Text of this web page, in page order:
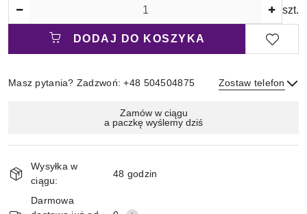
szt.
DODAJ DO KOSZYKA
Masz pytania? Zadzwoń: +48 504504875 Zostaw telefon
Wyślij
dostawa
Zamów w ciągu
a paczkę wyślemy dziś
Wysyłka w
ciągu:
48 godzin
Darmowa